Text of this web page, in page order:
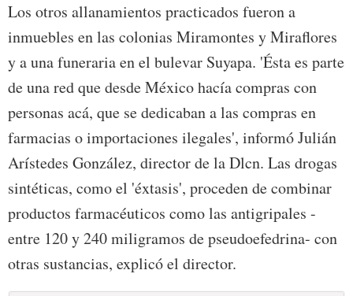
Los otros allanamientos practicados fueron a
inmuebles en las colonias Miramontes y Miraflores
y a una funeraria en el bulevar Suyapa. 'Ésta es parte
de una red que desde México hacía compras con
personas acá, que se dedicaban a las compras en
farmacias o importaciones ilegales', informó Julián
Arístedes González, director de la Dlcn. Las drogas
sintéticas, como el 'éxtasis', proceden de combinar
productos farmacéuticos como las antigripales -
entre 120 y 240 miligramos de pseudoefedrina- con
otras sustancias, explicó el director.